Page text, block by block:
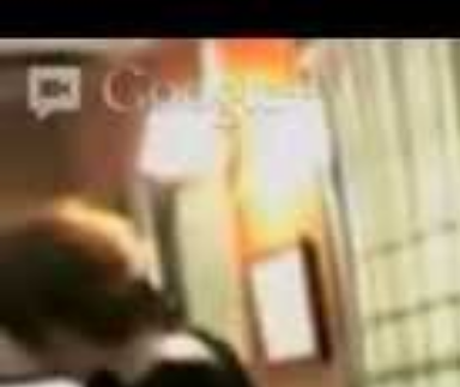
Desatranques Jaén,
Las ponencias fueron
«¿La Internet
«El desarrollo
«Donde quedó
«Cómo hablar
Edición VI –